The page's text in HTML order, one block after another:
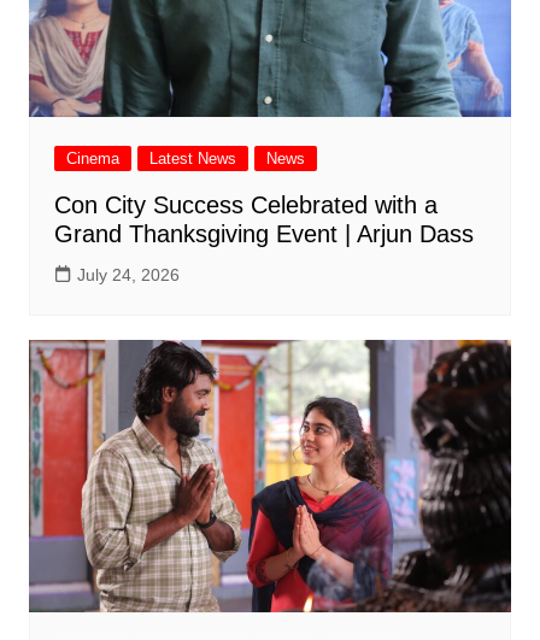
Cinema Latest News News
Con City Success Celebrated with a
Grand Thanksgiving Event | Arjun Dass
July 24, 2026